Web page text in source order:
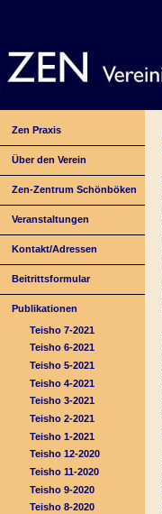
Zen Praxis
Über den Verein
Zen-Zentrum Schönböken
Veranstaltungen
Kontakt/Adressen
Beitrittsformular
Publikationen
Teisho 7-2021
Teisho 6-2021
Teisho 5-2021
Teisho 4-2021
Teisho 3-2021
Teisho 2-2021
Teisho 1-2021
Teisho 12-2020
Teisho 11-2020
Teisho 9-2020
Teisho 8-2020